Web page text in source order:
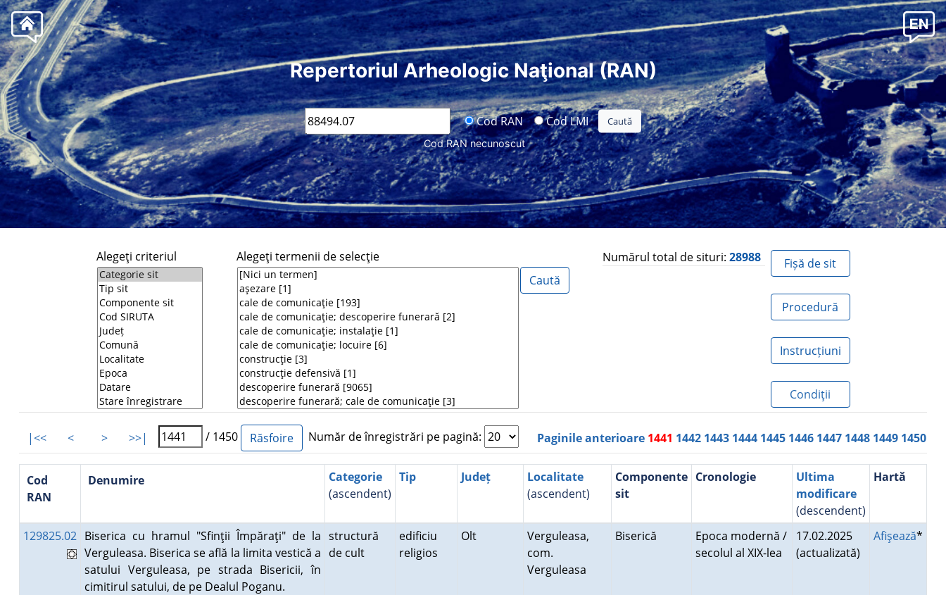
Repertoriul Arheologic Naţional (RAN)
Cod RAN Cod LMI
Cod RAN necunoscut
Alegeţi criteriul Alegeţi termenii de selecţie Numărul total de situri: 28988 Fișă de sit
Procedură
Instrucțiuni
Condiţii
|<< < > >>| / 1450 Număr de înregistrări pe pagină: Paginile anterioare 1441 1442 1443 1444 1445 1446 1447 1448 1449 1450
Cod
RAN
Denumire
Categorie
(ascendent)
Tip Județ
Localitate
(ascendent)
Componente
sit
Cronologie
Ultima
modificare
(descendent)
Hartă
129825.02 Biserica cu hramul "Sfinţii Împăraţi" de la
Verguleasa. Biserica se află la limita vestică a
satului Verguleasa, pe strada Bisericii, în
cimitirul satului, de pe Dealul Poganu.
structură
de cult
edificiu
religios
Olt
Verguleasa,
com.
Verguleasa
Biserică
Epoca modernă /
secolul al XIX-lea
17.02.2025
(actualizată)
Afişează*